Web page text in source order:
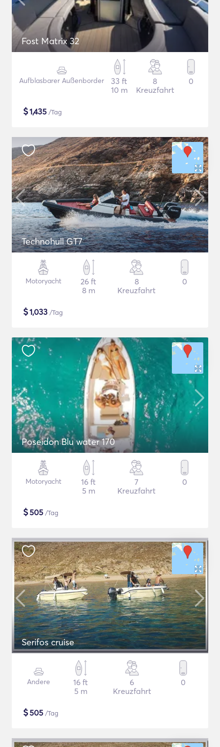
Fost Matrix 32
Aufblasbarer Außenborder
33 ft
10 m
8
Kreuzfahrt
0
$1,435 /Tag
Technohull GT7
Motoryacht
26 ft
8 m
8
Kreuzfahrt
0
$1,033 /Tag
Poseidon Blu water 170
Motoryacht
16 ft
5 m
7
Kreuzfahrt
0
$505 /Tag
Serifos cruise
Andere
16 ft
5 m
6
Kreuzfahrt
0
$505 /Tag